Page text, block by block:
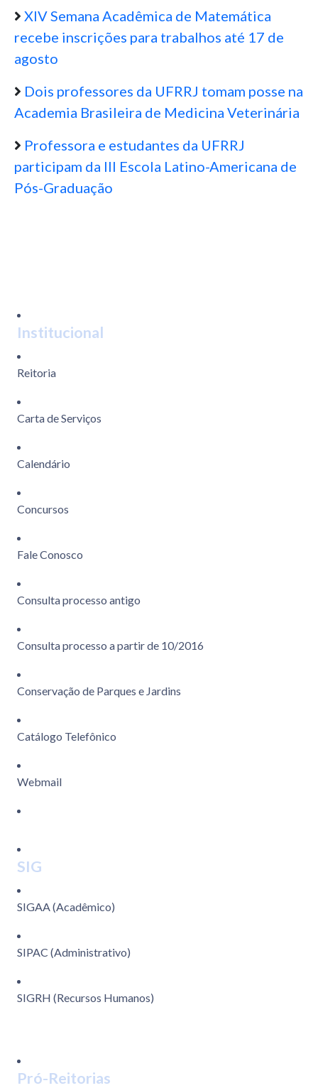
XIV Semana Acadêmica de Matemática
recebe inscrições para trabalhos até 17 de
agosto
Dois professores da UFRRJ tomam posse na
Academia Brasileira de Medicina Veterinária
Professora e estudantes da UFRRJ
participam da III Escola Latino-Americana de
Pós-Graduação
Institucional
Reitoria
Carta de Serviços
Calendário
Concursos
Fale Conosco
Consulta processo antigo
Consulta processo a partir de 10/2016
Conservação de Parques e Jardins
Catálogo Telefônico
Webmail
SIG
SIGAA (Acadêmico)
SIPAC (Administrativo)
SIGRH (Recursos Humanos)
Pró-Reitorias